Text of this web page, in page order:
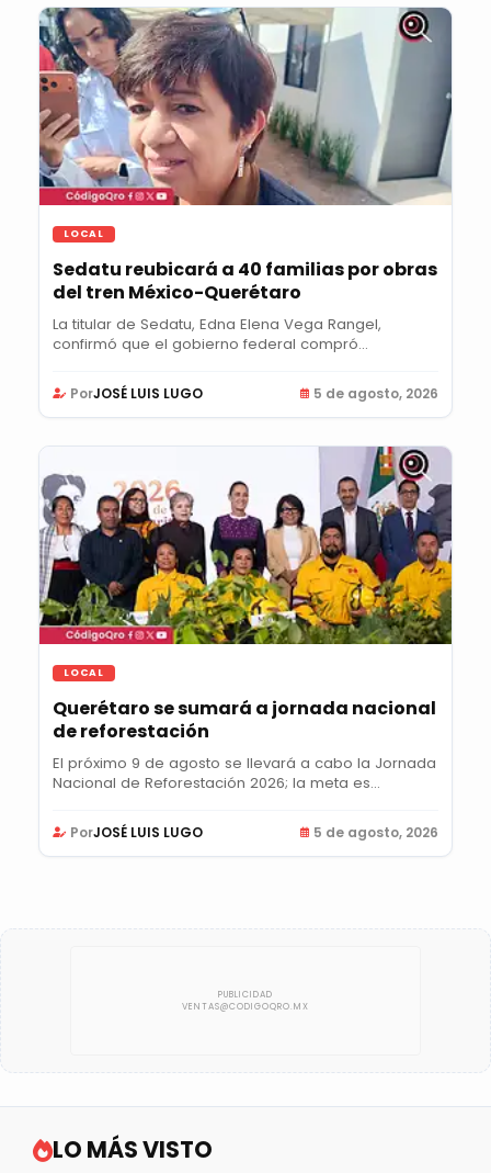
LOCAL
Sedatu reubicará a 40 familias por obras
del tren México-Querétaro
La titular de Sedatu, Edna Elena Vega Rangel,
confirmó que el gobierno federal compró
PorJOSÉ LUIS LUGO 5 de agosto, 2026
LOCAL
Querétaro se sumará a jornada nacional
de reforestación
El próximo 9 de agosto se llevará a cabo la Jornada
Nacional de Reforestación 2026; la meta es...
PorJOSÉ LUIS LUGO 5 de agosto, 2026
LO MÁS VISTO